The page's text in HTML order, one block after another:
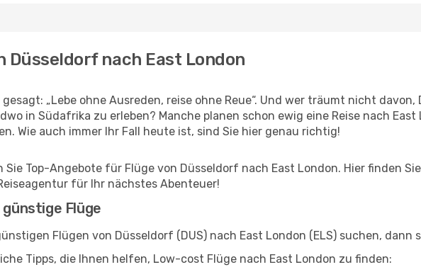
Düsseldorf nach East London
„Lebe ohne Ausreden, reise ohne Reue“. Und wer träumt nicht
in Südafrika zu erleben? Manche planen schon ewig eine Reise nach
Wie auch immer Ihr Fall heute ist, sind Sie hier genau richtig!
Sie Top-Angebote für Flüge von Düsseldorf nach East London. Hier finden
für Ihr nächstes Abenteuer!
Flüge
Flügen von Düsseldorf (DUS) nach East London (ELS) suchen, dann
Tipps, die Ihnen helfen, Low-cost Flüge nach East London zu finden: